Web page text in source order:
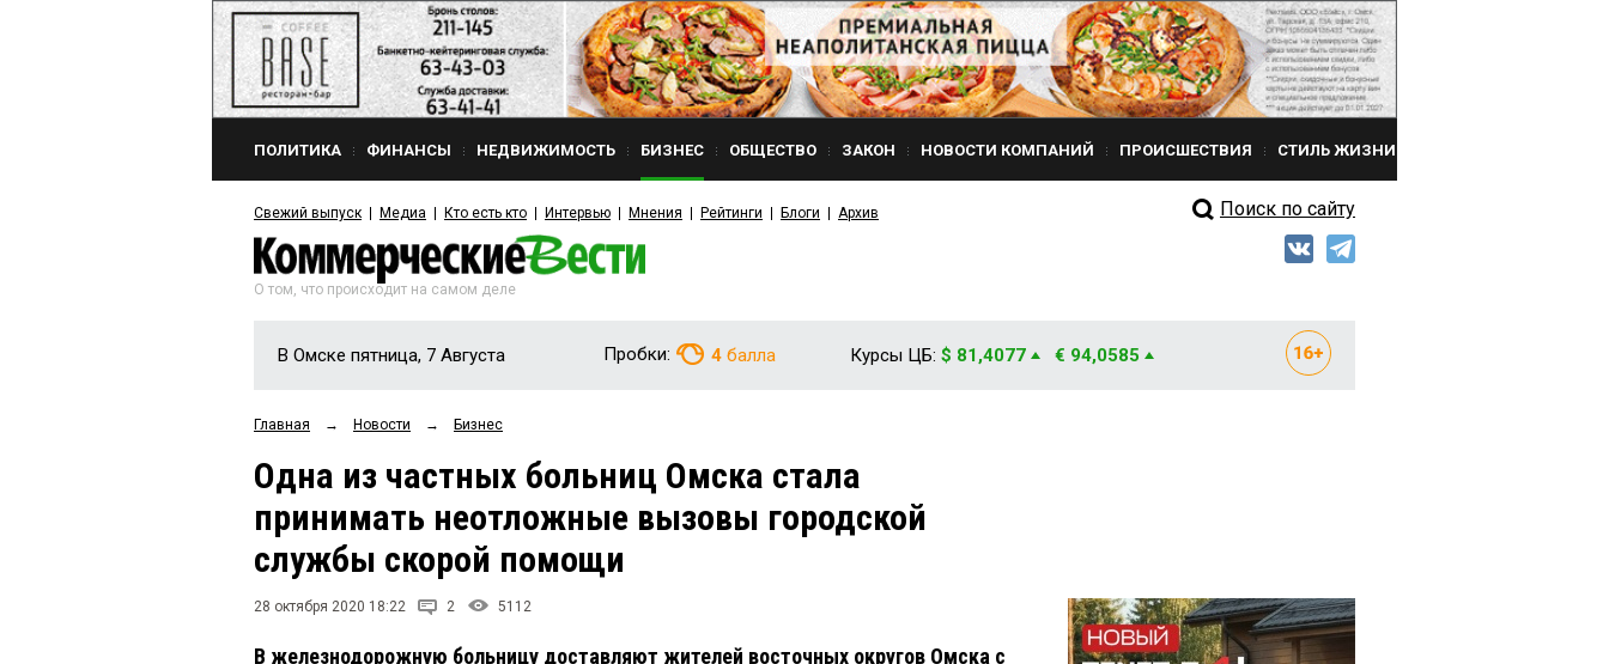
ПОЛИТИКА ФИНАНСЫ НЕДВИЖИМОСТЬ БИЗНЕС ОБЩЕСТВО ЗАКОН НОВОСТИ КОМПАНИЙ ПРОИСШЕСТВИЯ СТИЛЬ ЖИЗНИ
Свежий выпуск Медиа Кто есть кто Интервью Мнения Рейтинги Блоги Архив Поиск по сайту
О том, что происходит на самом деле
В Омске пятница, 7 Августа Пробки: 4 балла Курсы ЦБ: $ 81,4077 € 94,0585
Главная → Новости → Бизнес
Одна из частных больниц Омска стала
принимать неотложные вызовы городской
службы скорой помощи
28 октября 2020 18:22 2 5112
В железнодорожную больницу доставляют жителей восточных округов Омска с